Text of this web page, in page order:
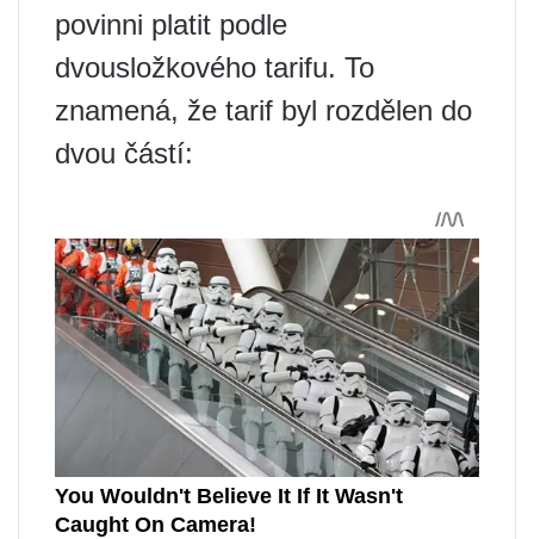
povinni platit podle
dvousložkového tarifu. To
znamená, že tarif byl rozdělen do
dvou částí: